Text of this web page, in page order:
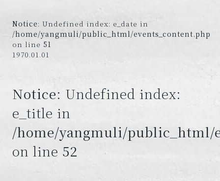
Notice: Undefined index: e_date in
/home/yangmuli/public_html/events_content.php
on line 51
1970.01.01
Notice: Undefined index:
e_title in
/home/yangmuli/public_html/
on line 52